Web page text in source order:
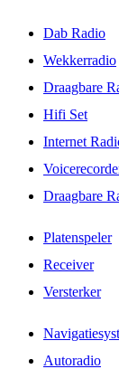
Dab Radio
Wekkerradio
Draagbare
Hifi Set
Internet
Draagbare
Platenspeler
Receiver
Versterker
Autoradio